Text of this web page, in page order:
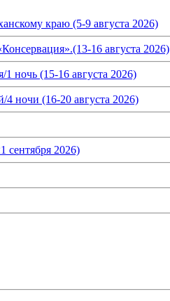
краю (5-9 августа 2026)
16 августа 2026)
1 ночь (15-16 августа 2026)
ночи (16-20 августа 2026)
сентября 2026)